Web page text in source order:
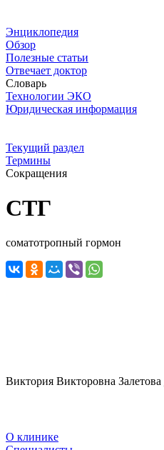
Энциклопедия
Обзор
Полезные статьи
Отвечает доктор
Словарь
Технологии ЭКО
Юридическая информация
Текущий раздел
Термины
Сокращения
СТГ
соматотропный гормон
Виктория Викторовна Залетова
О клинике